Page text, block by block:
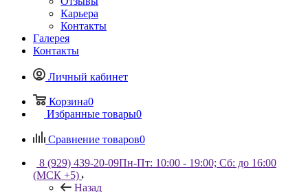
Карьера
Контакты
Галерея
Контакты
Личный кабинет
Корзина0
Избранные товары0
Сравнение товаров0
8 (929) 439-20-09Пн-Пт: 10:00 - 19:00; Сб: до 16:00
(МСК +5)
Назад